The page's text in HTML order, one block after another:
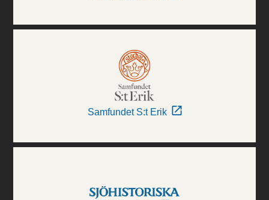
Samfundet S:t Erik